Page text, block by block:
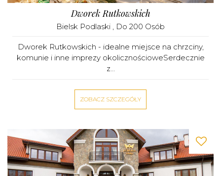
Dworek Rutkowskich
Bielsk Podlaski , Do 200 Osób
Dworek Rutkowskich - idealne miejsce na chrzciny,
komunie i inne imprezy okolicznościoweSerdecznie
z...
ZOBACZ SZCZEGÓŁY